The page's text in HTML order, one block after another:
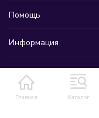
Главная Каталог
Помощь
Информация